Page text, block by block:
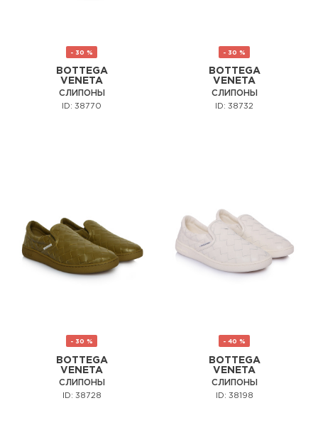
- 30 %
BOTTEGA
VENETA
СЛИПОНЫ
ID: 38770
- 30 %
BOTTEGA
VENETA
СЛИПОНЫ
ID: 38732
- 30 %
BOTTEGA
VENETA
СЛИПОНЫ
ID: 38728
- 40 %
BOTTEGA
VENETA
СЛИПОНЫ
ID: 38198